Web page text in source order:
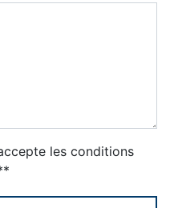
les conditions